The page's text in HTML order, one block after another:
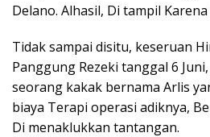
Delano. Alhasil, Di tampil
Tidak sampai disitu, keseruan
Panggung Rezeki tanggal 6
seorang kakak bernama Arlis
biaya Terapi operasi adiknya,
Di menaklukkan tantangan.